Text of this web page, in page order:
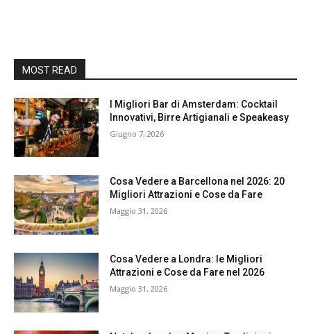
MOST READ
I Migliori Bar di Amsterdam: Cocktail
Innovativi, Birre Artigianali e Speakeasy
Giugno 7, 2026
Cosa Vedere a Barcellona nel 2026: 20
Migliori Attrazioni e Cose da Fare
Maggio 31, 2026
Cosa Vedere a Londra: le Migliori
Attrazioni e Cose da Fare nel 2026
Maggio 31, 2026